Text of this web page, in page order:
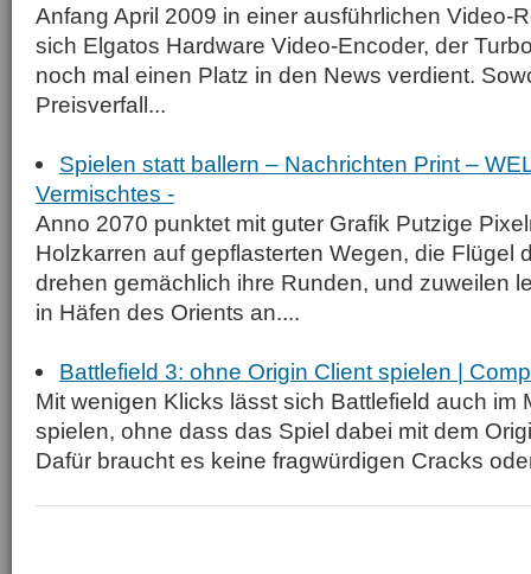
Anfang April 2009 in einer ausführlichen Video-
sich Elgatos Hardware Video-Encoder, der
noch mal einen Platz in den News verdient.
Preisverfall...
Spielen statt ballern – Nachrichten Print –
Vermischtes -
Anno 2070 punktet mit guter Grafik Putzige
Holzkarren auf gepflasterten Wegen, die Flügel
drehen gemächlich ihre Runden, und zuweilen
in Häfen des Orients an....
Battlefield 3: ohne Origin Client spielen |
Mit wenigen Klicks lässt sich Battlefield auch im
spielen, ohne dass das Spiel dabei mit dem
Dafür braucht es keine fragwürdigen Cracks